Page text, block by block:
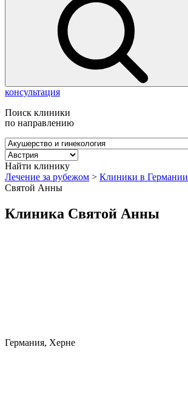
консультация
Поиск клиники
по направлению
Найти клинику
Лечение за рубежом > Клиники в Германии
Святой Анны
Клиника Святой Анны
Германия, Херне